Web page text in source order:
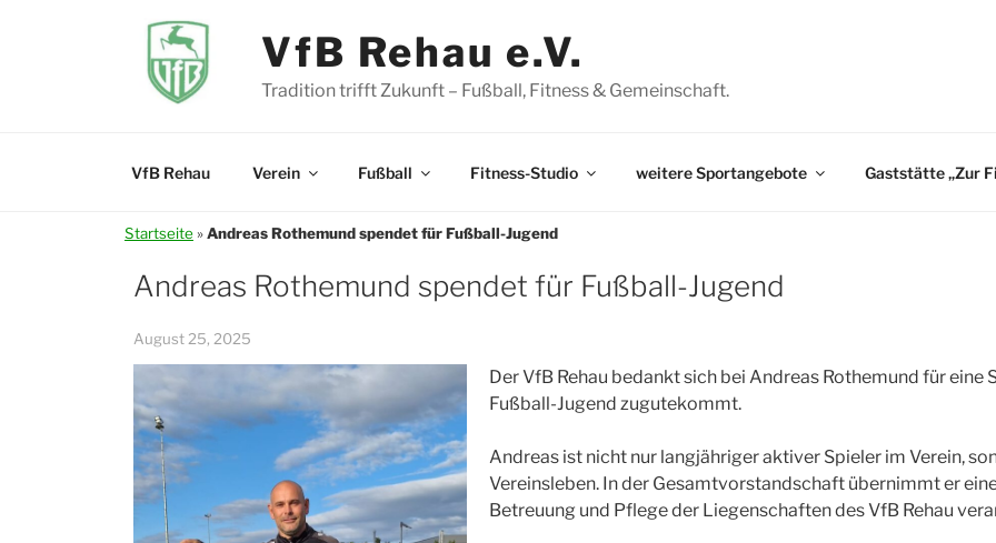
VfB Rehau e.V.
Tradition trifft Zukunft – Fußball, Fitness & Gemeinschaft.
VfB Rehau Verein Fußball Fitness-Studio weitere Sportangebote Gaststätte „Zur
Startseite»Andreas Rothemund spendet für Fußball-Jugend
Andreas Rothemund spendet für Fußball-Jugend
August 25, 2025
Der VfB Rehau bedankt sich bei Andreas Rothemund für eine
Fußball-Jugend zugutekommt.
Andreas ist nicht nur langjähriger aktiver Spieler im Verein,
Vereinsleben. In der Gesamtvorstandschaft übernimmt er
Betreuung und Pflege der Liegenschaften des VfB Rehau